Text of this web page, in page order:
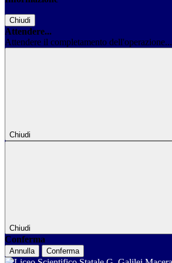
Chiudi
Attendere...
Attendere il completamento dell'operazione...
Chiudi
Chiudi
Conferma
Annulla Conferma